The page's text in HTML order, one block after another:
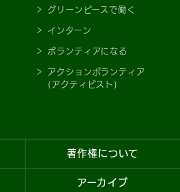
グリーンピースで働く
インターン
ボランティアになる
アクションボランティア
(アクティビスト)
著作権について
アーカイブ